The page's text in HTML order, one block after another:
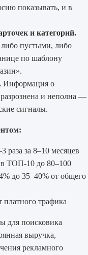
показывать, и в
и категорий.
пустыми, либо
по шаблону
Информация о
и неполна —
сигналы.
раза за 8–10 месяцев
в ТОП-10 до 80–100
до 35–40% от общего
платного трафика
для поисковика
выручка,
рекламного